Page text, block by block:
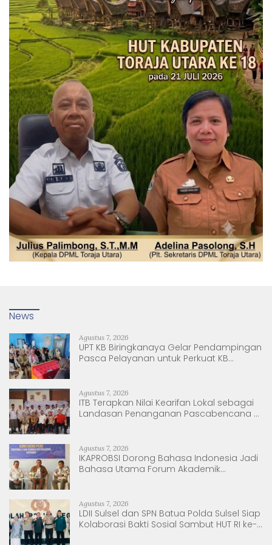
News
Agustus 7, 2026
UPT KB Biringkanaya Gelar Pendampingan
Pasca Pelayanan untuk Perkuat KB
Agustus 7, 2026
ITB Terapkan Nilai Kearifan Lokal sebagai
Landasan Penanganan Pascabencana di
Agustus 7, 2026
IKAPROBSI Dorong Bahasa Indonesia Jadi
Bahasa Utama Forum Akademik
Agustus 7, 2026
LDII Sulsel dan SPN Batua Polda Sulsel Siap
Kolaborasi Bakti Sosial Sambut HUT RI ke-